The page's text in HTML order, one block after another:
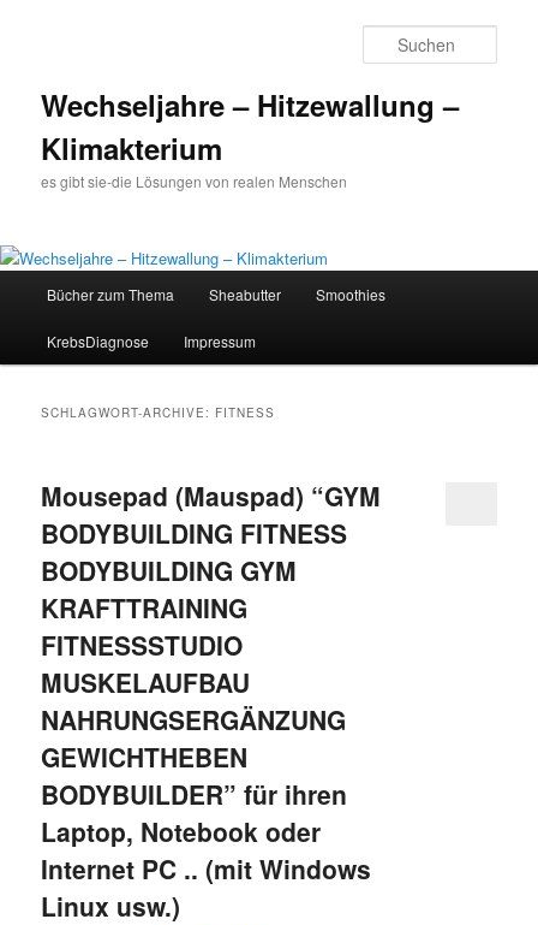
Wechseljahre – Hitzewallung –
Klimakterium
es gibt sie-die Lösungen von realen Menschen
Zum
Inhalt
Zum
sekundären
Bücher zum Thema Sheabutter Smoothies
KrebsDiagnose Impressum
SCHLAGWORT-ARCHIVE: FITNESS
Mousepad (Mauspad) “GYM
BODYBUILDING FITNESS
BODYBUILDING GYM
KRAFTTRAINING
FITNESSSTUDIO
MUSKELAUFBAU
NAHRUNGSERGÄNZUNG
GEWICHTHEBEN
BODYBUILDER” für ihren
Laptop, Notebook oder
Internet PC .. (mit Windows
Linux usw.)